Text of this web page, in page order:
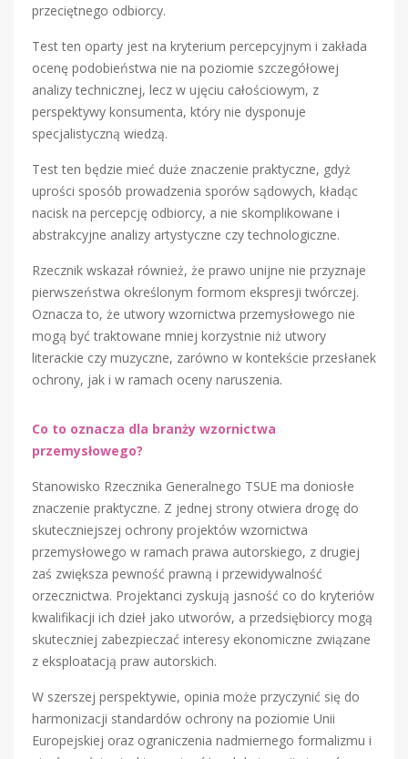
przeciętnego odbiorcy.
Test ten oparty jest na kryterium percepcyjnym i zakłada
ocenę podobieństwa nie na poziomie szczegółowej
analizy technicznej, lecz w ujęciu całościowym, z
perspektywy konsumenta, który nie dysponuje
specjalistyczną wiedzą.
Test ten będzie mieć duże znaczenie praktyczne, gdyż
uprości sposób prowadzenia sporów sądowych, kładąc
nacisk na percepcję odbiorcy, a nie skomplikowane i
abstrakcyjne analizy artystyczne czy technologiczne.
Rzecznik wskazał również, że prawo unijne nie przyznaje
pierwszeństwa określonym formom ekspresji twórczej.
Oznacza to, że utwory wzornictwa przemysłowego nie
mogą być traktowane mniej korzystnie niż utwory
literackie czy muzyczne, zarówno w kontekście przesłanek
ochrony, jak i w ramach oceny naruszenia.
Co to oznacza dla branży wzornictwa
przemysłowego?
Stanowisko Rzecznika Generalnego TSUE ma doniosłe
znaczenie praktyczne. Z jednej strony otwiera drogę do
skuteczniejszej ochrony projektów wzornictwa
przemysłowego w ramach prawa autorskiego, z drugiej
zaś zwiększa pewność prawną i przewidywalność
orzecznictwa. Projektanci zyskują jasność co do kryteriów
kwalifikacji ich dzieł jako utworów, a przedsiębiorcy mogą
skuteczniej zabezpieczać interesy ekonomiczne związane
z eksploatacją praw autorskich.
W szerszej perspektywie, opinia może przyczynić się do
harmonizacji standardów ochrony na poziomie Unii
Europejskiej oraz ograniczenia nadmiernego formalizmu i